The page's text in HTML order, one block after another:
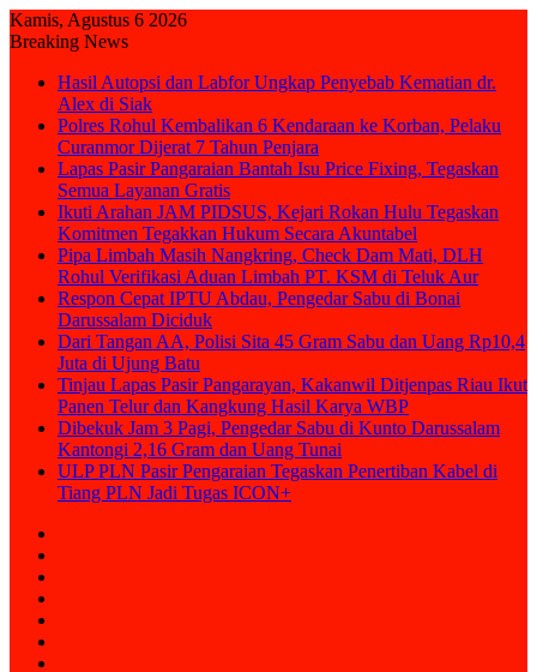
Kamis, Agustus 6 2026
Breaking News
Hasil Autopsi dan Labfor Ungkap Penyebab Kematian dr.
Alex di Siak
Polres Rohul Kembalikan 6 Kendaraan ke Korban, Pelaku
Curanmor Dijerat 7 Tahun Penjara
Lapas Pasir Pangaraian Bantah Isu Price Fixing, Tegaskan
Semua Layanan Gratis
Ikuti Arahan JAM PIDSUS, Kejari Rokan Hulu Tegaskan
Komitmen Tegakkan Hukum Secara Akuntabel
Pipa Limbah Masih Nangkring, Check Dam Mati, DLH
Rohul Verifikasi Aduan Limbah PT. KSM di Teluk Aur
Respon Cepat IPTU Abdau, Pengedar Sabu di Bonai
Darussalam Diciduk
Dari Tangan AA, Polisi Sita 45 Gram Sabu dan Uang Rp10,4
Juta di Ujung Batu
Tinjau Lapas Pasir Pangarayan, Kakanwil Ditjenpas Riau Ikut
Panen Telur dan Kangkung Hasil Karya WBP
Dibekuk Jam 3 Pagi, Pengedar Sabu di Kunto Darussalam
Kantongi 2,16 Gram dan Uang Tunai
ULP PLN Pasir Pengaraian Tegaskan Penertiban Kabel di
Tiang PLN Jadi Tugas ICON+